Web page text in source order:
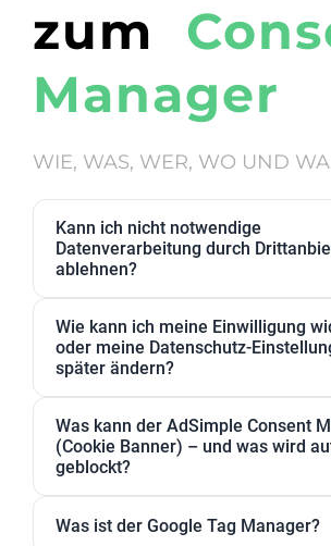
zum
Manager
WIE, WAS, WER, WO UND
Kann ich nicht notwendige
Datenverarbeitung durch
ablehnen?
nicht notwendig eingestuft haben,
Datenschutz-Einstellungen abgelehnt
Zweckgruppen akzeptieren oder
Wie kann ich meine Einwilligung
oder meine Datenschutz-
später ändern?
ändern. Außerdem können Sie Ihre
jederzeit widerrufen, indem Sie Ihre
Was kann der AdSimple Consent
(Cookie Banner) – und was wird
geblockt?
JavaScript-Lösung oder WordPress-
Was ist der Google Tag Manager?